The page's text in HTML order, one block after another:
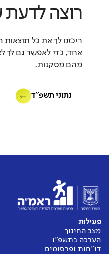
רוצה לדעת
ריכזנו לך את כל
אחד, כדי לאפשר גם לך
מהם מסקנות.
נתוני תשפ"ד
פעילות
מצב החינוך
הערכה בתשפ"ו
דו"חות ופרסומים